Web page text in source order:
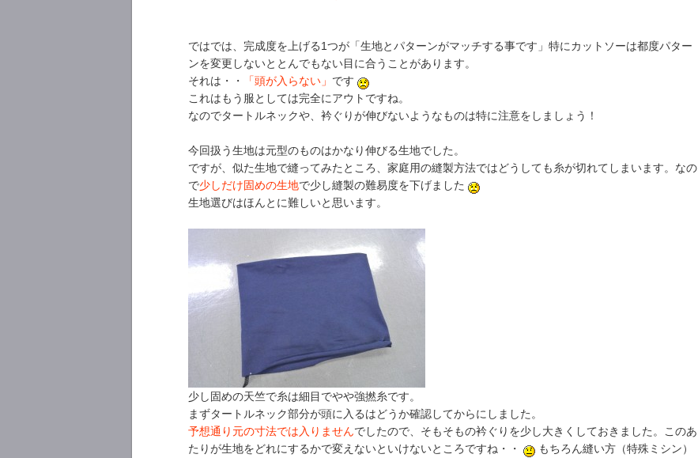
ではでは、完成度を上げる1つが「生地とパターンがマッチする事です」特にカットソーは都度パター
ンを変更しないととんでもない目に合うことがあります。
それは・・
「頭が入らない」 です
これはもう服としては完全にアウトですね。
なのでタートルネックや、衿ぐりが伸びないようなものは特に注意をしましょう！
今回扱う生地は元型のものはかなり伸びる生地でした。
ですが、似た生地で縫ってみたところ、家庭用の縫製方法ではどうしても糸が切れてしまいます。なの
で少しだけ固めの生地で少し縫製の難易度を下げました
生地選びはほんとに難しいと思います。
少し固めの天竺で糸は細目でやや強撚糸です。
まずタートルネック部分が頭に入るはどうか確認してからにしました。
予想通り元の寸法では入りませんでしたので、そもそもの衿ぐりを少し大きくしておきました。このあ
たりが生地をどれにするかで変えないといけないところですね・・
もちろん縫い方（特殊ミシン）